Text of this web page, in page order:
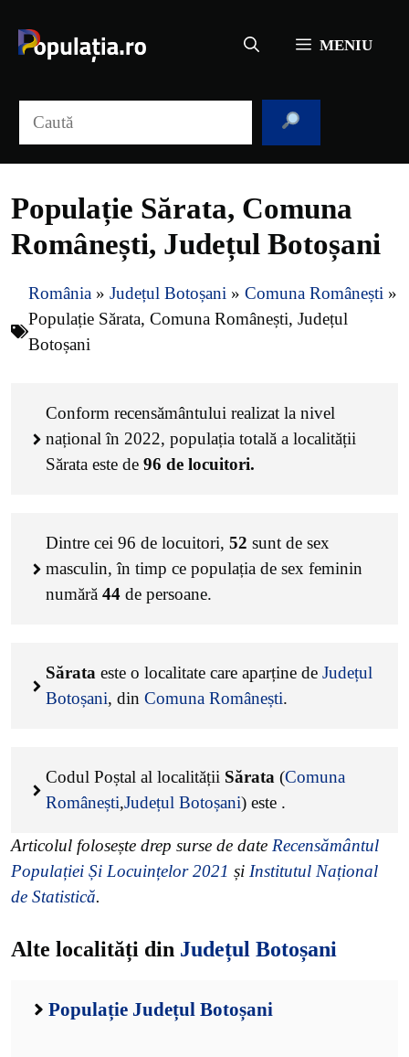
conținut
MENIU
Populație Sărata, Comuna
Românești, Județul Botoșani
România » Județul Botoșani » Comuna Românești »
Populație Sărata, Comuna Românești, Județul
Botoșani
Conform recensământului realizat la nivel
național în 2022, populația totală a localității
Sărata este de 96 de locuitori.
Dintre cei 96 de locuitori, 52 sunt de sex
masculin, în timp ce populația de sex feminin
numără 44 de persoane.
Sărata este o localitate care aparține de Județul
Botoșani, din Comuna Românești.
Codul Poștal al localității Sărata (Comuna
Românești,Județul Botoșani) este .
Articolul folosește drep surse de date Recensământul
Populației Și Locuințelor 2021 și Institutul Național
de Statistică.
Alte localități din Județul Botoșani
Populație Județul Botoșani